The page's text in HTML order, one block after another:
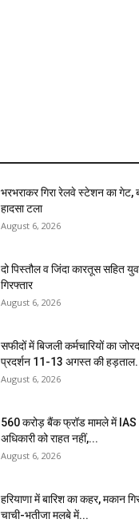
भरभराकर गिरा रेलवे स्टेशन का गेट,
हादसा टला
August 6, 2026
दो पिस्तौल व जिंदा कारतूस सहित
गिरफ्तार
August 6, 2026
सफीदों में बिजली कर्मचारियों का
प्रदर्शन 11-13 अगस्त की
August 6, 2026
₹560 करोड़ बैंक फ्रॉड मामले में IAS
अधिकारी को राहत नहीं,...
August 6, 2026
हरियाणा में बारिश का कहर, मकान
चाची-भतीजा मलबे में...